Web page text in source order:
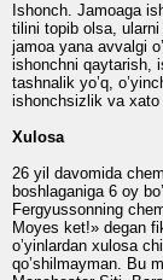
Ishonch. Jamoaga
tilini topib olsa,
jamoa yana avvalgi
ishonchni qaytarish,
tashnalik yo’q,
ishonchsizlik va xato
Xulosa
26 yil davomida
boshlaganiga 6 oy
Fergyussonning
Moyes ket!» degan
o’yinlardan xulosa
qo’shilmayman. Bu